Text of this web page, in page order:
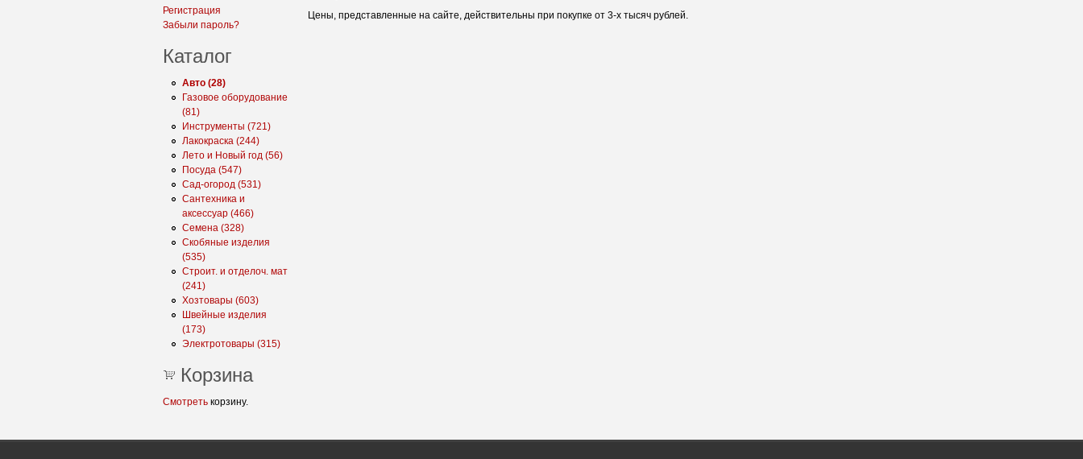
Регистрация
Забыли пароль?
Каталог
Авто (28)
Газовое оборудование
(81)
Инструменты (721)
Лакокраска (244)
Лето и Новый год (56)
Посуда (547)
Сад-огород (531)
Сантехника и
аксессуар (466)
Семена (328)
Скобяные изделия
(535)
Строит. и отделоч. мат
(241)
Хозтовары (603)
Швейные изделия
(173)
Электротовары (315)
Корзина
Смотреть корзину.
Цены, представленные на сайте, действительны при покупке от 3-х тысяч рублей.